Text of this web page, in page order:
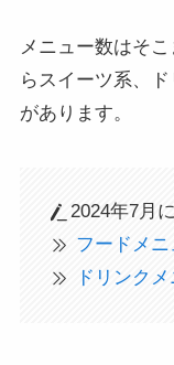
メニュー数はそ
らスイーツ系、
があります。
2024年7月
フードメニ
ドリンク